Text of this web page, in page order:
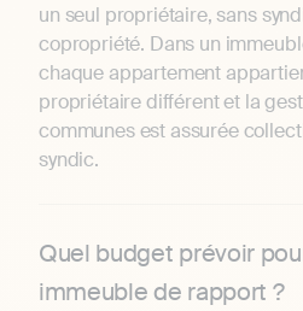
un seul propriétaire, sans
copropriété. Dans un
chaque appartement
propriétaire différent et la
communes est assurée
syndic.
Quel budget prévoir
immeuble de rapport ?